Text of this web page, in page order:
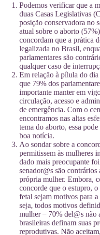
Podemos verificar que a
duas Casas Legislativas
posição conservadora no
atual sobre o aborto
concordam que a prática
legalizada no Brasil,
parlamentares são
qualquer caso de
Em relação à pílula do
que 79% dos
importante manter em
circulação, acesso e
de emergência. Com o
encontramos nas altas
tema do aborto, essa
boa notícia.
Ao sondar sobre a
permitissem às mulheres
dado mais preocupante
senador@s são
própria mulher. Embora,
concorde que o estupro,
fetal sejam motivos para
seja, todos motivos
mulher – 70% del@s não
brasileiras definam suas
reprodutivas. Não